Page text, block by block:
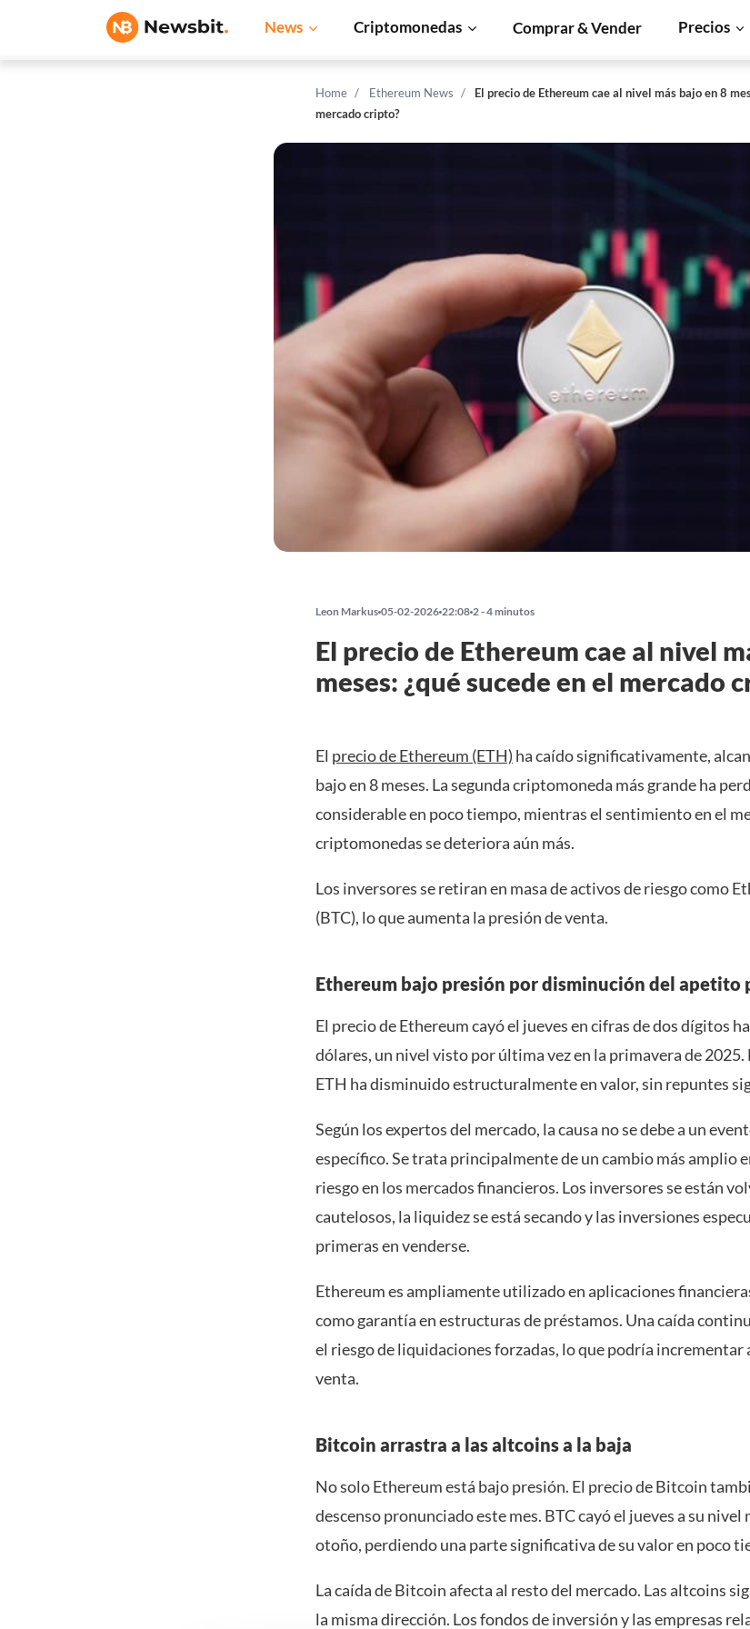
News Criptomonedas Comprar & Vender Precios
Home Ethereum News
El precio de Ethereum cae al nivel más bajo en 8
mercado cripto?
Leon Markus 05-02-2026 22:08 2 - 4 minutos
El precio de Ethereum cae al nivel
meses: ¿qué sucede en el mercado
El precio de Ethereum (ETH) ha caído significativamente,
bajo en 8 meses. La segunda criptomoneda más grande ha
considerable en poco tiempo, mientras el sentimiento en el
criptomonedas se deteriora aún más.
Los inversores se retiran en masa de activos de riesgo como
(BTC), lo que aumenta la presión de venta.
Ethereum bajo presión por disminución del apetito
El precio de Ethereum cayó el jueves en cifras de dos dígitos
dólares, un nivel visto por última vez en la primavera de 2025.
ETH ha disminuido estructuralmente en valor, sin repuntes
Según los expertos del mercado, la causa no se debe a un
específico. Se trata principalmente de un cambio más amplio
riesgo en los mercados financieros. Los inversores se están
cautelosos, la liquidez se está secando y las inversiones
primeras en venderse.
Ethereum es ampliamente utilizado en aplicaciones
como garantía en estructuras de préstamos. Una caída
el riesgo de liquidaciones forzadas, lo que podría incrementar
venta.
Bitcoin arrastra a las altcoins a la baja
No solo Ethereum está bajo presión. El precio de Bitcoin
descenso pronunciado este mes. BTC cayó el jueves a su nivel
otoño, perdiendo una parte significativa de su valor en poco
La caída de Bitcoin afecta al resto del mercado. Las altcoins
la misma dirección. Los fondos de inversión y las empresas